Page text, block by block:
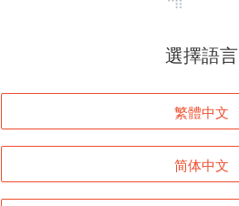
頁面無法顯示
登入
返回首頁
選擇語言
繁體中文
简体中文